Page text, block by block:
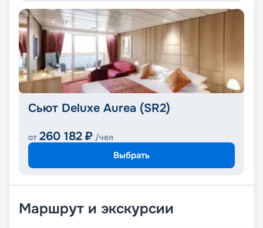
Сьют Deluxe Aurea (SR2)
от 260 182 ₽ /чел
Выбрать
Маршрут и экскурсии